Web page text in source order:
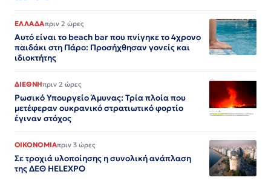
ΕΛΛΑΔΑπριν 2 ώρες
Αυτό είναι το beach bar που πνίγηκε το 4χρονο
παιδάκι στη Πάρο: Προσήχθησαν γονείς και
ιδιοκτήτης
ΔΙΕΘΝΗπριν 2 ώρες
Ρωσικό Υπουργείο Άμυνας: Τρία πλοία που
μετέφεραν ουκρανικό στρατιωτικό φορτίο
έγιναν στόχος
ΟΙΚΟΝΟΜΙΑπριν 3 ώρες
Σε τροχιά υλοποίησης η συνολική ανάπλαση
της ΔΕΘ HELEXPO